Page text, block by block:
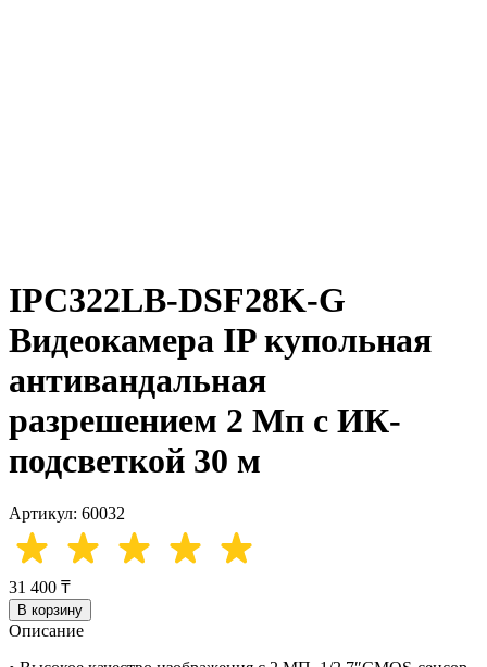
IPC322LB-DSF28K-G
Видеокамера IP купольная
антивандальная
разрешением 2 Мп с ИК-
подсветкой 30 м
Артикул: 60032
31 400 ₸
В корзину
Описание